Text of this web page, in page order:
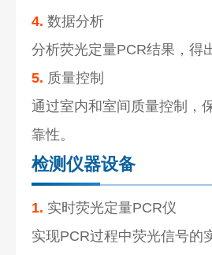
4. 数据分析
分析荧光定量PCR结果，得
5. 质量控制
通过室内和室间质量控制，
靠性。
检测仪器设备
1. 实时荧光定量PCR仪
实现PCR过程中荧光信号的